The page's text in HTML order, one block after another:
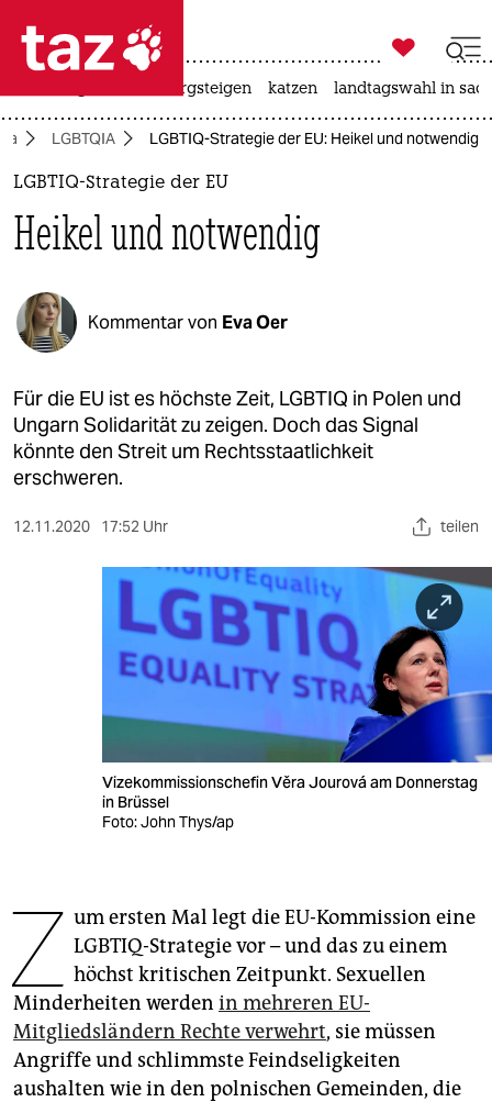
 taz zahl ich
taz zahl ich
politik
öko
gesellschaft
kultur
sport
fragen & hilfe
genossenschaft
epaper login

taz zahl ich
bergsteigen katzen landtagswahl in
LGBTQIA LGBTIQ-Strategie der EU: Heikel und notwendig
LGBTIQ-Strategie der EU
Heikel und notwendig
Kommentar von Eva Oer
Für die EU ist es höchste Zeit, LGBTIQ in Polen und
Ungarn Solidarität zu zeigen. Doch das Signal
könnte den Streit um Rechtsstaatlichkeit
erschweren.
12.11.2020 17:52 Uhr teilen
Vizekommissionschefin Věra Jourová am Donnerstag
in Brüssel
Foto: John Thys/ap
Z um ersten Mal legt die EU-Kommission eine
LGBTIQ-Strategie vor – und das zu einem
höchst kritischen Zeitpunkt. Sexuellen
Minderheiten werden in mehreren EU-
Mitgliedsländern Rechte verwehrt, sie müssen
Angriffe und schlimmste Feindseligkeiten
aushalten wie in den polnischen Gemeinden, die